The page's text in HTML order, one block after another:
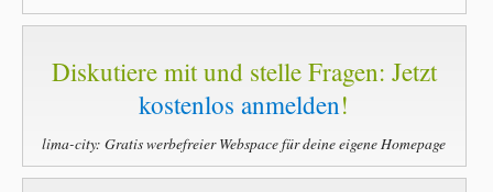
Diskutiere mit und stelle Fragen: Jetzt
kostenlos anmelden!
lima-city: Gratis werbefreier Webspace für deine eigene Homepage